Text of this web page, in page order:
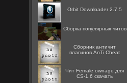
Orbit Downloader 2.7.5
Сборка популярных читов
Сборник античит
плагинов AnTi Cheat
Чит Female ownage для
CS-1.6 скачать